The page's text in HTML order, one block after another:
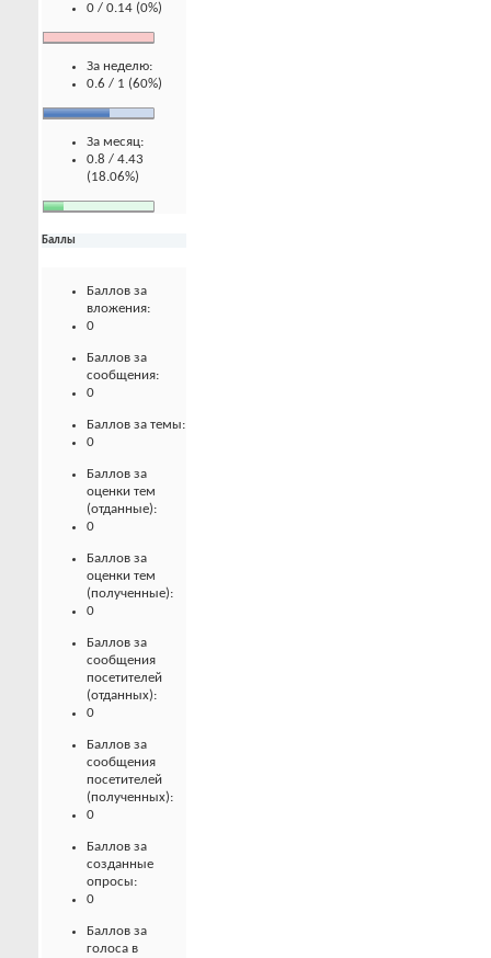
0 / 0.14 (0%)
За неделю:
0.6 / 1 (60%)
За месяц:
0.8 / 4.43
(18.06%)
Баллы
Баллов за
вложения:
0
Баллов за
сообщения:
0
Баллов за темы:
0
Баллов за
оценки тем
(отданные):
0
Баллов за
оценки тем
(полученные):
0
Баллов за
сообщения
посетителей
(отданных):
0
Баллов за
сообщения
посетителей
(полученных):
0
Баллов за
созданные
опросы:
0
Баллов за
голоса в